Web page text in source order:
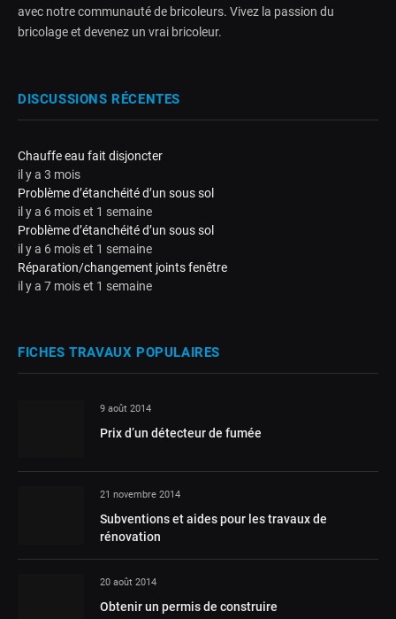
avec notre communauté de bricoleurs. Vivez la passion du
bricolage et devenez un vrai bricoleur.
DISCUSSIONS RÉCENTES
Chauffe eau fait disjoncter
il y a 3 mois
Problème d’étanchéité d’un sous sol
il y a 6 mois et 1 semaine
Problème d’étanchéité d’un sous sol
il y a 6 mois et 1 semaine
Réparation/changement joints fenêtre
il y a 7 mois et 1 semaine
FICHES TRAVAUX POPULAIRES
9 août 2014
Prix d’un détecteur de fumée
21 novembre 2014
Subventions et aides pour les travaux de
rénovation
20 août 2014
Obtenir un permis de construire